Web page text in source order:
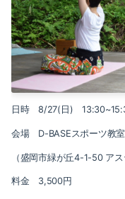
日時 8/27(日)
会場 D-BASEスポーツ教室
（盛岡市緑が丘4-1-50 アス
料金 3,500円